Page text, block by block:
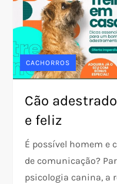
CACHORROS
Cão
e feliz
É possível homem e
de comunicação?
psicologia canina, a